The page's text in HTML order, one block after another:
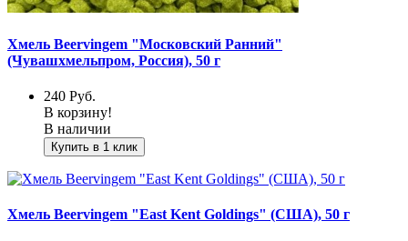
Хмель Beervingem "Московский Ранний"
(Чувашхмельпром, Россия), 50 г
240 Руб.
В корзину!
В наличии
Купить в 1 клик
Хмель Beervingem "East Kent Goldings" (США), 50 г